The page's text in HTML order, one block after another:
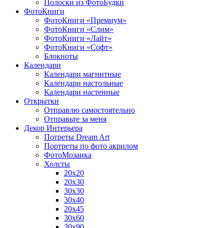
Полоски из ФотоБудки
ФотоКниги
ФотоКниги «Премиум»
ФотоКниги «Слим»
ФотоКниги «Лайт»
ФотоКниги «Софт»
Блокноты
Календари
Календари магнитные
Календари настольные
Календари настенные
Открытки
Отправлю самостоятельно
Отправьте за меня
Декор Интерьера
Потреты Dream Art
Портреты по фото акрилом
ФотоМозаика
Холсты
20х20
20х30
30х30
30х40
20х45
30х60